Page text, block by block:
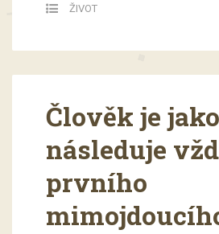
ŽIVOT
Člověk je
následuje
prvního